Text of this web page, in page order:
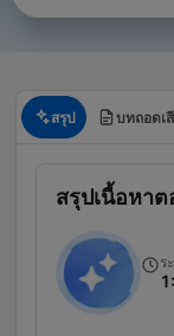
สรุป บทถอดเ
สรุปเนื้อหา
ร